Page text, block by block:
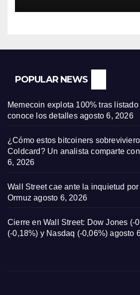
POPULAR NEWS
Memecoin explota 100% tras
conoce los detalles agosto 6, 2026
¿Cómo estos bitcoiners
Coldcard? Un analista comparte
6, 2026
Wall Street cae ante la inquietud
Ormuz agosto 6, 2026
Cierre en Wall Street: Dow Jones (-
(-0,18%) y Nasdaq (-0,06%) agosto